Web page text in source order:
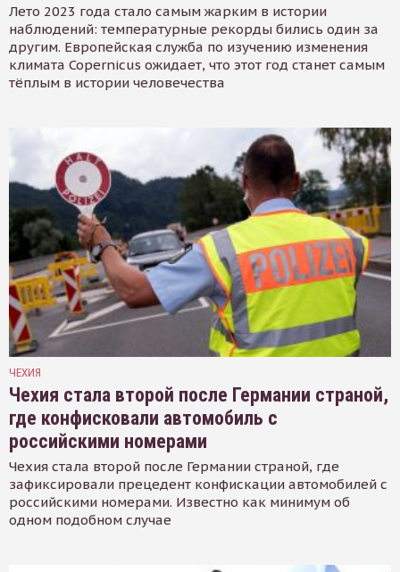
Лето 2023 года стало самым жарким в истории
наблюдений: температурные рекорды бились один за
другим. Европейская служба по изучению изменения
климата Copernicus ожидает, что этот год станет самым
тёплым в истории человечества
ЧЕХИЯ
Чехия стала второй после Германии страной,
где конфисковали автомобиль с
российскими номерами
Чехия стала второй после Германии страной, где
зафиксировали прецедент конфискации автомобилей с
российскими номерами. Известно как минимум об
одном подобном случае